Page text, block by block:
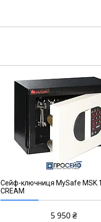
Сейф-ключниця MySafe
CREAM
5 950 ₴